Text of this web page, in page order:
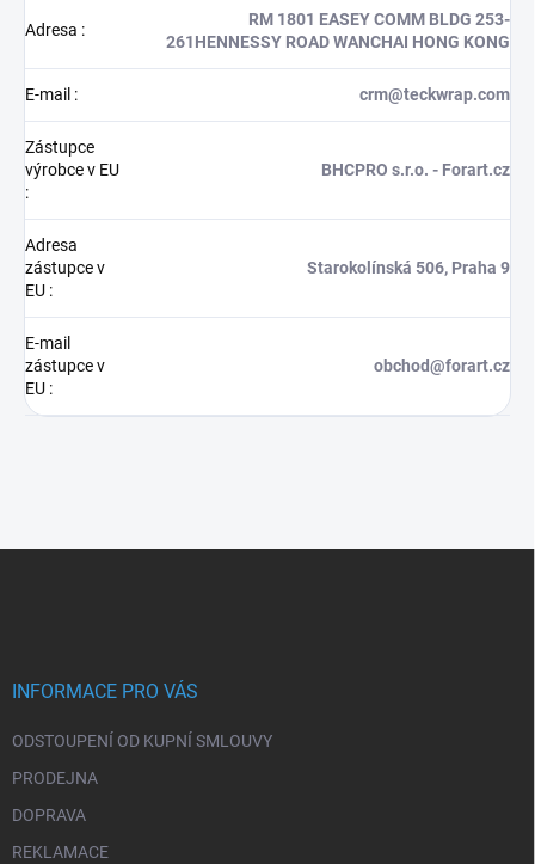
Adresa :
RM 1801 EASEY COMM BLDG 253-
261HENNESSY ROAD WANCHAI HONG KONG
E-mail : crm@teckwrap.com
Zástupce
výrobce v EU
:
BHCPRO s.r.o. - Forart.cz
Adresa
zástupce v
EU :
Starokolínská 506, Praha 9
E-mail
zástupce v
EU :
obchod@forart.cz
INFORMACE PRO VÁS
ODSTOUPENÍ OD KUPNÍ SMLOUVY
PRODEJNA
DOPRAVA
REKLAMACE